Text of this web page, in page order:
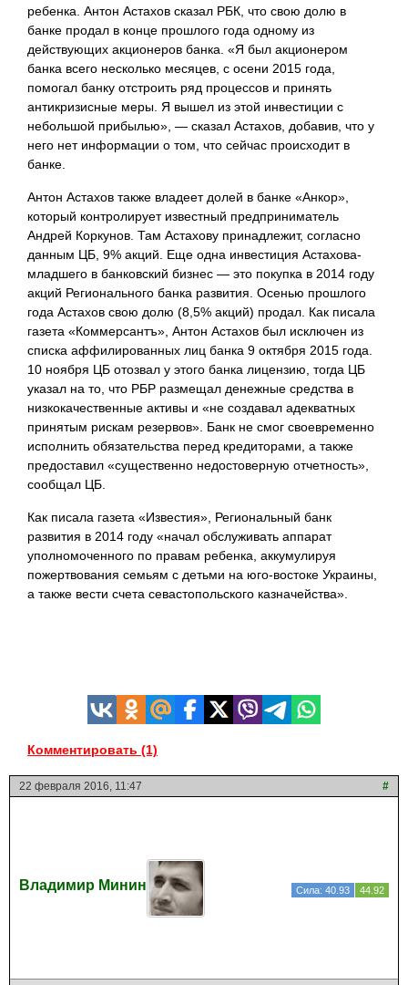
ребенка. Антон Астахов сказал РБК, что свою долю в
банке продал в конце прошлого года одному из
действующих акционеров банка. «Я был акционером
банка всего несколько месяцев, с осени 2015 года,
помогал банку отстроить ряд процессов и принять
антикризисные меры. Я вышел из этой инвестиции с
небольшой прибылью», — сказал Астахов, добавив, что у
него нет информации о том, что сейчас происходит в
банке.
Антон Астахов также владеет долей в банке «Анкор»,
который контролирует известный предприниматель
Андрей Коркунов. Там Астахову принадлежит, согласно
данным ЦБ, 9% акций. Еще одна инвестиция Астахова-
младшего в банковский бизнес — это покупка в 2014 году
акций Регионального банка развития. Осенью прошлого
года Астахов свою долю (8,5% акций) продал. Как писала
газета «Коммерсантъ», Антон Астахов был исключен из
списка аффилированных лиц банка 9 октября 2015 года.
10 ноября ЦБ отозвал у этого банка лицензию, тогда ЦБ
указал на то, что РБР размещал денежные средства в
низкокачественные активы и «не создавал адекватных
принятым рискам резервов». Банк не смог своевременно
исполнить обязательства перед кредиторами, а также
предоставил «существенно недостоверную отчетность»,
сообщал ЦБ.​
Как писала газета «Известия», Региональный банк
развития в 2014 году «начал обслуживать аппарат
уполномоченного по правам ребенка, аккумулируя
пожертвования семьям с детьми на юго-востоке Украины,
а также вести счета севастопольского казначейства».
Комментировать (1)
22 февраля 2016, 11:47 #
Владимир Минин Сила: 40.93 44.92